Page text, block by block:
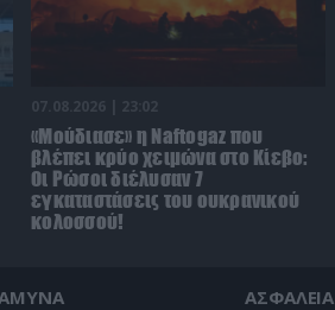
07.08.2026 | 23:02
«Μούδιασε» η Naftogaz που
βλέπει κρύο χειμώνα στο Κίεβο:
Οι Ρώσοι διέλυσαν 7
εγκαταστάσεις του ουκρανικού
κολοσσού!
ΑΣΦΑΛΕΙΑ